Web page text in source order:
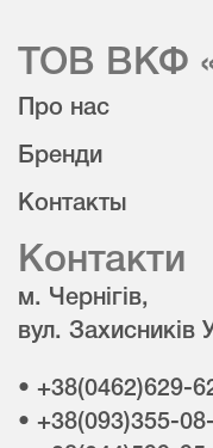
ТОВ ВКФ
Про нас
Бренди
Контакты
Контакти
м. Чернігів,
вул. Захисників
• +38(0462)629-
• +38(093)355-